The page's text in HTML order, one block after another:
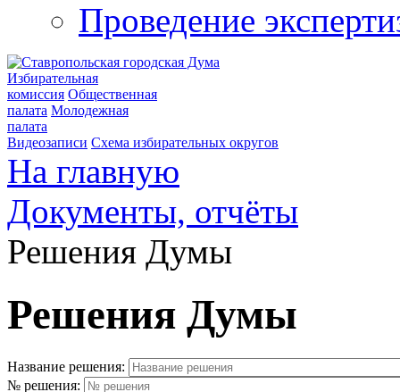
Проведение
Избирательная
комиссия Общественная
палата Молодежная
палата
Видеозаписи Схема избирательных округов
На главную
Документы, отчёты
Решения Думы
Решения Думы
Название решения:
№ решения: